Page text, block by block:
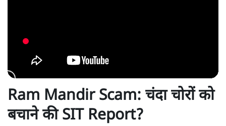
Ram Mandir Scam: चंदा चोरों को
बचाने की SIT Report?